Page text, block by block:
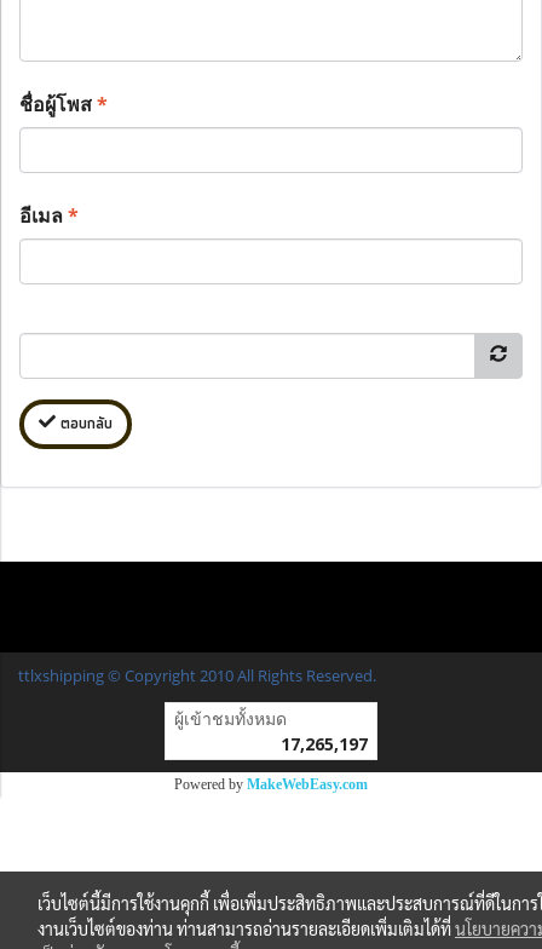
ชื่อผู้โพส*
อีเมล*
ตอบกลับ
ttlxshipping © Copyright 2010 All Rights Reserved.
ผู้เข้าชมทั้งหมด
17,265,197
Powered by MakeWebEasy.com
เว็บไซต์นี้มีการใช้งานคุกกี้ เพื่อเพิ่มประสิทธิภาพและประสบการณ์ที่ดีในการ
งานเว็บไซต์ของท่าน ท่านสามารถอ่านรายละเอียดเพิ่มเติมได้ที่นโยบายคว